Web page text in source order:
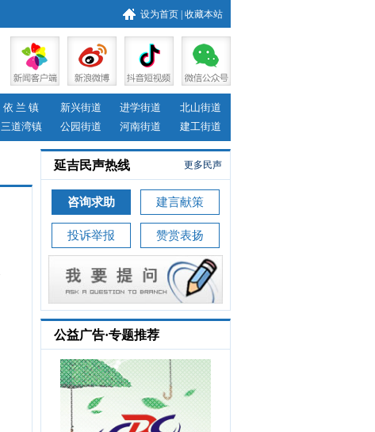
设为首页 收藏本站
依 兰 镇 新兴街道 进学街道
北山街道
三道湾镇 公园街道 河南街道 建工街道
更多民声
延吉民声热线
咨询求助 建言献策
投诉举报 赞赏表扬
公益广告·专题推荐